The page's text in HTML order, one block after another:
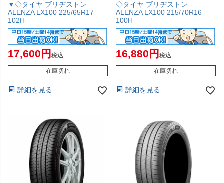
▼◇タイヤ ブリヂストン
ALENZA LX100 225/65R17
102H
17,600 税込
在庫切れ
詳細を見る
◇タイヤ ブリヂストン
ALENZA LX100 215/70R16
100H
16,880 税込
在庫切れ
詳細を見る